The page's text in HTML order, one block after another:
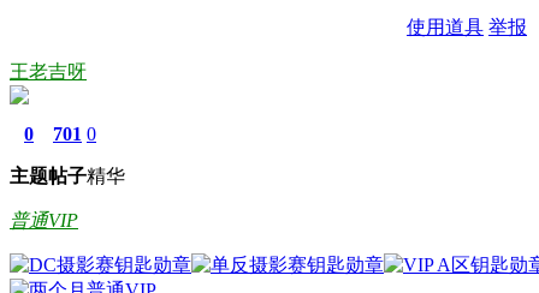
使用道具 举报
王老吉呀
0
主题
701
帖子
0
精华
普通VIP